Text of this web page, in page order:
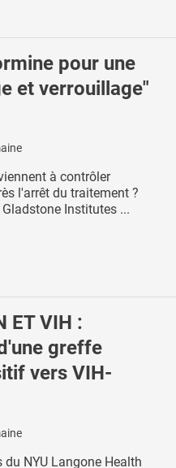
pour une
et verrouillage"
à contrôler
l'arrêt du traitement ?
Institutes ...
ET VIH :
greffe
vers VIH-
NYU Langone Health